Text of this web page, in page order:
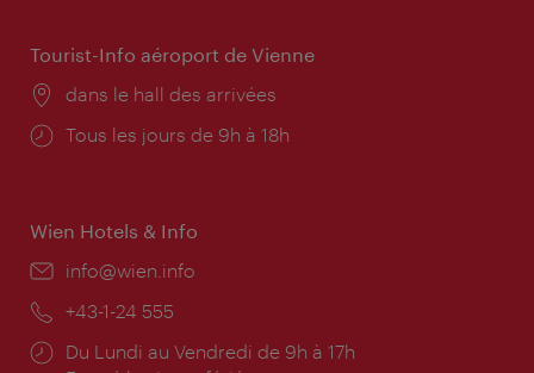
Tourist-Info aéroport de Vienne
Lieu:
dans le hall des arrivées
Horaires
Tous les jours de 9h à 18h
Wien Hotels & Info
E-
info@wien.info
Téléphone:
+43-1-24 555
Horaires
Du Lundi au Vendredi de 9h à 17h